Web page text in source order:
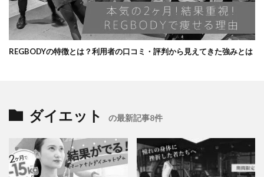
REGBODYの特徴とは？利用者の口コミ・評判から見えてきた強みとは
ダイエット の最新記事8件